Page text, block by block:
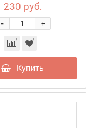
230 руб.
+
-
Купить